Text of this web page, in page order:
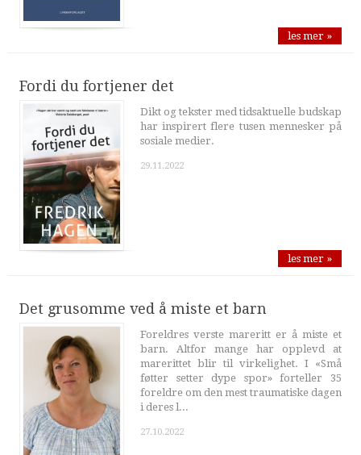
les mer »
Fordi du fortjener det
Dikt og tekster med tidsaktuelle budskap
har inspirert flere tusen mennesker på
sosiale medier.
29.11.2022
les mer »
Det grusomme ved å miste et barn
Foreldres verste mareritt er å miste et
barn. Altfor mange har opplevd at
marerittet blir til virkelighet. I «Små
føtter setter dype spor» forteller 35
foreldre om den mest traumatiske dagen
i deres l...
27.10.2022